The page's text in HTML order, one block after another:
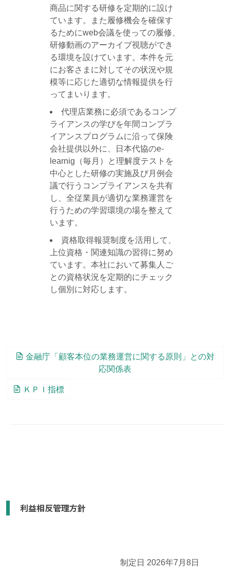
商品に関する研修を定期的に設け
ています。また履修機会を確保す
るためにweb会議を使っての履修、
研修動画のアーカイブ視聴ができ
る環境を設けています。本件を元
にお客さまに対してその状況や規
模等に応じた適切な情報提供を行
ってまいります。
代理店業務に必須であるコンプ
ライアンスの学びを年間コンプラ
イアンスプログラムに沿って保険
会社提供以外に、日本代協のe-
learnig（毎月）と理解度テストを
中心とした研修の実施及び月例会
議で行うコンプライアンスを共有
し、全従業員が適切な業務運営を
行うための学習環境の場を整えて
います。
資格取得報奨制度を活用して、
上位資格・関連知識の習得に努め
ています。本社において募集人ご
との資格状況を定期的にチェック
し個別に対応します。
金融庁「顧客本位の業務運営に関する原則」との対
応関係表
ＫＰＩ指標
利益相反管理方針
制定日 2026年7月8日